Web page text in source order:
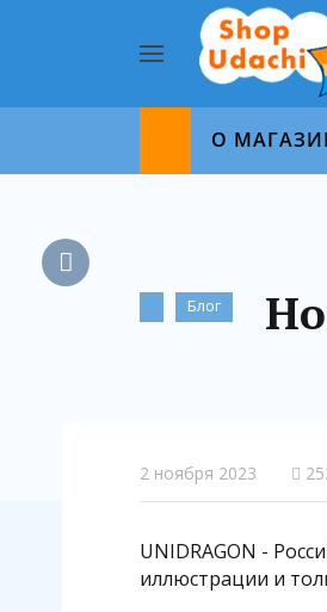
Найти
О
Блог
2 ноября 2023
UNIDRAGON -
иллюстрации и